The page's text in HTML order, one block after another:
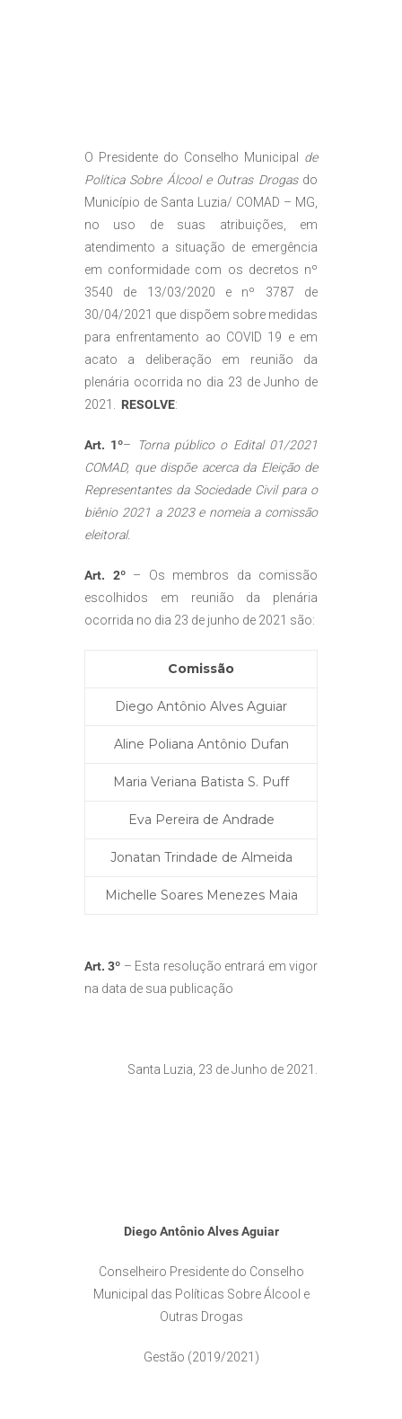
O Presidente do Conselho Municipal de
Política Sobre Álcool e Outras Drogasdo
Município de Santa Luzia/ COMAD – MG,
no uso de suas atribuições, em
atendimento a situação de emergência
em conformidade com os decretos nº
3540 de 13/03/2020 e nº 3787 de
30/04/2021 que dispõem sobre medidas
para enfrentamento ao COVID 19 e em
acato a deliberação em reunião da
plenária ocorrida no dia 23 de Junho de
2021. RESOLVE:
Art. 1º–
Torna público o Edital 01/2021
COMAD, que dispõe acerca da Eleição de
Representantes da Sociedade Civil para o
biênio 2021 a 2023 e nomeia a comissão
eleitoral.
Art. 2º – Os membros da comissão
escolhidos em reunião da plenária
ocorrida no dia 23 de junho de 2021 são:
Comissão
Diego Antônio Alves Aguiar
Aline Poliana Antônio Dufan
Maria Veriana Batista S. Puff
Eva Pereira de Andrade
Jonatan Trindade de Almeida
Michelle Soares Menezes Maia
Art. 3º – Esta resolução entrará em vigor
na data de sua publicação
Santa Luzia, 23 de Junho de 2021.
Diego Antônio Alves Aguiar
Conselheiro Presidente do Conselho
Municipal das Políticas Sobre Álcool e
Outras Drogas
Gestão (2019/2021)